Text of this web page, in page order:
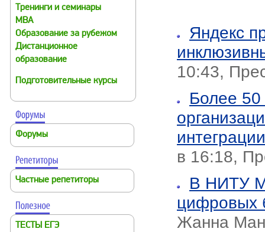
Тренинги и семинары
MBA
Образование за рубежом
Дистанционное
образование
Подготовительные курсы
Форумы
Частные репетиторы
ТЕСТЫ ЕГЭ
Яндекс
10:43,
Более 50
в 16:18,
В НИТУ
цифровых
Жанна